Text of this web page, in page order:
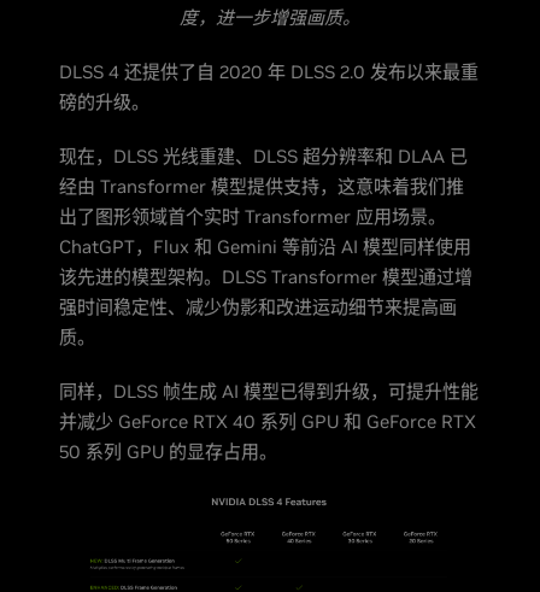
度，进一步增强画质。
DLSS 4 还提供了自 2020 年 DLSS 2.0 发布以来最重
磅的升级。
现在，DLSS 光线重建、DLSS 超分辨率和 DLAA 已
经由 Transformer 模型提供支持，这意味着我们推
出了图形领域首个实时 Transformer 应用场景。
ChatGPT，Flux 和 Gemini 等前沿 AI 模型同样使用
该先进的模型架构。DLSS Transformer 模型通过增
强时间稳定性、减少伪影和改进运动细节来提高画
质。
同样，DLSS 帧生成 AI 模型已得到升级，可提升性能
并减少 GeForce RTX 40 系列 GPU 和 GeForce RTX
50 系列 GPU 的显存占用。